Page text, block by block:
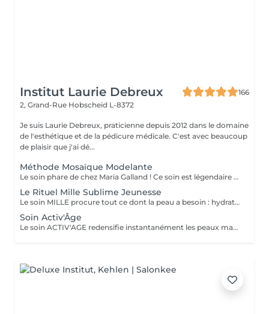
Institut Laurie Debreux
166
2, Grand-Rue Hobscheid L-8372
Je suis Laurie Debreux, praticienne depuis 2012 dans le domaine
de l'esthétique et de la pédicure médicale. C'est avec beaucoup
de plaisir que j'ai dé...
Méthode Mosaïque Modelante
Le soin phare de chez Maria Galland ! Ce soin est légendaire et ultra personnalisé. Il est conçu en fonction de l'individualité de la peau ce qui transforme votre peau de manière impressionnante en un seul soin ! Le soin est composé d'un nettoyage doux et profond, d'un massage restructurant et d'un masque modelant ; riche en oligo-éléments et minéraux.
Le Rituel Mille Sublime Jeunesse
Le soin MILLE procure tout ce dont la peau a besoin : hydratation, régénération, douceur, fermeté, élasticité et réduction des rides. Une authentique expérience anti-âge globale. Le soin est composé d'un nettoyage en douceur, d'un massage associant la relaxation à une technique anti âge de pointe et d'un masque anti âge global d'exception. Une vraie expérience gastronomique pour votre peau qui comblera vos exigences !
Soin Activ'Âge
Le soin ACTIV'AGE redensifie instantanément les peaux matures. Rend la peau plus souple, plus lisse et la nourrit. Riche en peptides, ce soin va booster l'élasticité et la fermeté de la peau ! Le soin est composé d'un nettoyage en douceur, d'un massage redensifiant et d'un masque Peel-Off Sublimateur de Jeunesse !